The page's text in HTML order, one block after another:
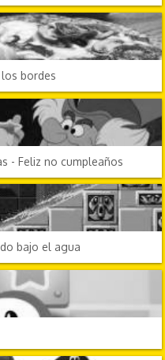
bordes
- Feliz no cumpleaños
VIDEOJUEGOS
bajo el agua